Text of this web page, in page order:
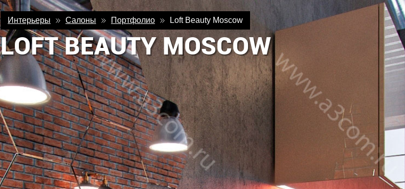
Интерьеры Салоны Портфолио Loft Beauty Moscow
LOFT BEAUTY MOSCOW